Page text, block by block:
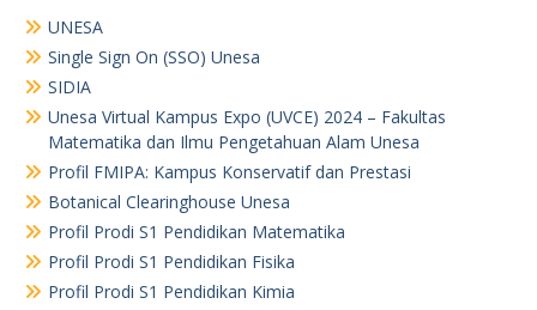
UNESA
Single Sign On (SSO) Unesa
SIDIA
Unesa Virtual Kampus Expo (UVCE) 2024 – Fakultas
Matematika dan Ilmu Pengetahuan Alam Unesa
Profil FMIPA: Kampus Konservatif dan Prestasi
Botanical Clearinghouse Unesa
Profil Prodi S1 Pendidikan Matematika
Profil Prodi S1 Pendidikan Fisika
Profil Prodi S1 Pendidikan Kimia